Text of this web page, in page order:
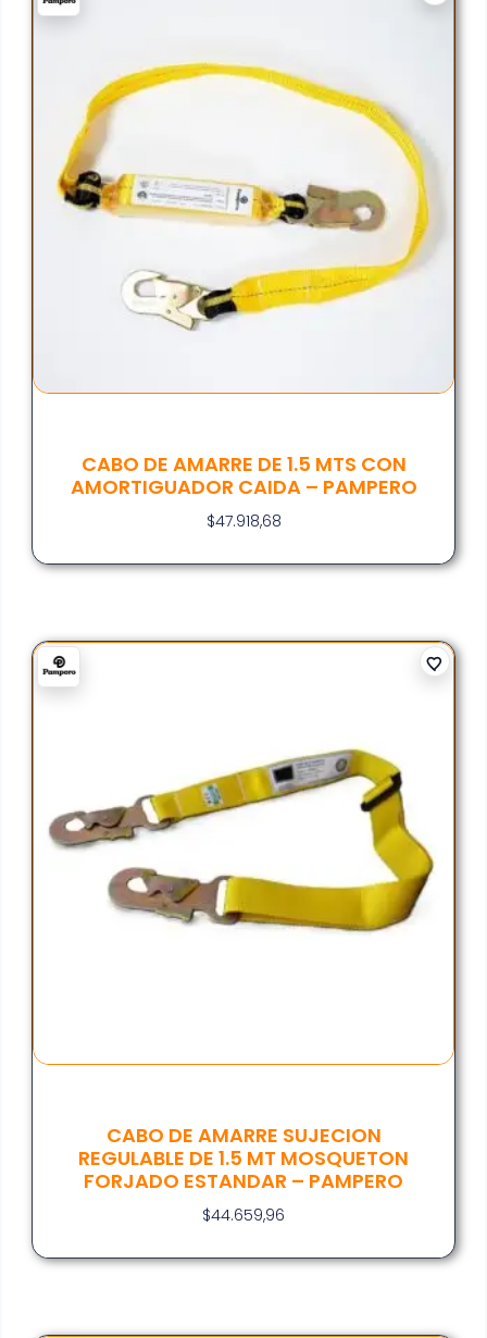
CABO DE AMARRE DE 1.5 MTS CON
AMORTIGUADOR CAIDA – PAMPERO
$47.918,68
CABO DE AMARRE SUJECION
REGULABLE DE 1.5 MT MOSQUETON
FORJADO ESTANDAR – PAMPERO
$44.659,96